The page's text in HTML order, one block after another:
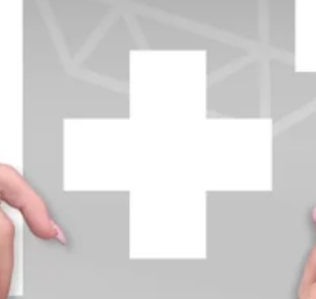
info@diamondline.lt
Prisijungti